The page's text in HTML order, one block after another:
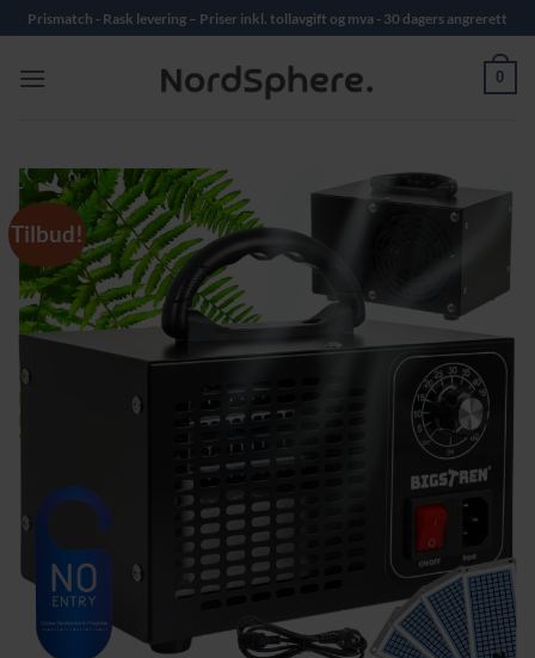
Skip
to
content
Prismatch - Rask levering – Priser inkl. tollavgift og mva - 30 dagers angrerett
0
Tilbud!